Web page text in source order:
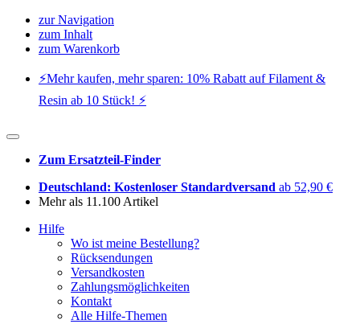
zur Navigation
zum Inhalt
zum Warenkorb
⚡️Mehr kaufen, mehr sparen: 10% Rabatt auf Filament &
Resin ab 10 Stück! ⚡️
Zum Ersatzteil-Finder
Deutschland: Kostenloser Standardversand ab 52,90 €
Mehr als 11.100 Artikel
Hilfe
Wo ist meine Bestellung?
Rücksendungen
Versandkosten
Zahlungsmöglichkeiten
Kontakt
Alle Hilfe-Themen